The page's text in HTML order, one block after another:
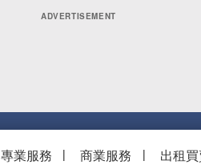
專業服務 | 商業服務 | 出租